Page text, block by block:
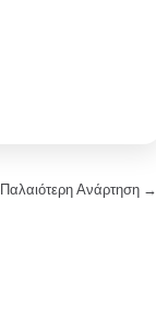
Παλαιότερη Ανάρτηση →